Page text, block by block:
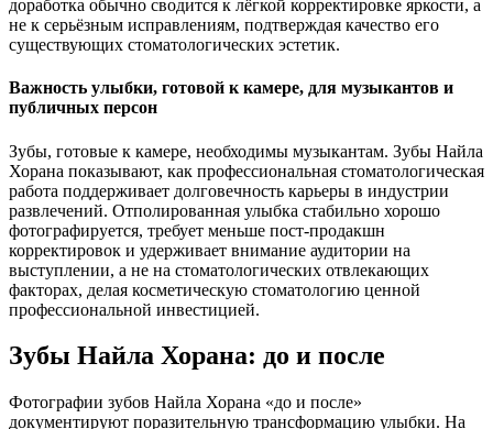
доработка обычно сводится к лёгкой корректировке яркости, а
не к серьёзным исправлениям, подтверждая качество его
существующих стоматологических эстетик.
Важность улыбки, готовой к камере, для музыкантов и
публичных персон
Зубы, готовые к камере, необходимы музыкантам. Зубы Найла
Хорана показывают, как профессиональная стоматологическая
работа поддерживает долговечность карьеры в индустрии
развлечений. Отполированная улыбка стабильно хорошо
фотографируется, требует меньше пост-продакшн
корректировок и удерживает внимание аудитории на
выступлении, а не на стоматологических отвлекающих
факторах, делая косметическую стоматологию ценной
профессиональной инвестицией.
Зубы Найла Хорана: до и после
Фотографии зубов Найла Хорана «до и после»
документируют поразительную трансформацию улыбки. На